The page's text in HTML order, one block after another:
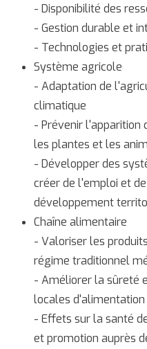
- Disponibilité des
- Gestion durable et
- Technologies et
Système agricole
- Adaptation de
climatique
- Prévenir l'apparition
les plantes et les
- Développer des
créer de l'emploi et
développement
Chaîne alimentaire
- Valoriser les
régime traditionnel
- Améliorer la sûreté
locales d'alimentation
- Effets sur la santé
et promotion auprès